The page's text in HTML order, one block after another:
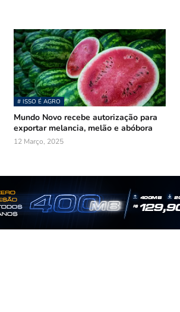
# ISSO É AGRO
Mundo Novo recebe autorização para
exportar melancia, melão e abóbora
12 Março, 2025